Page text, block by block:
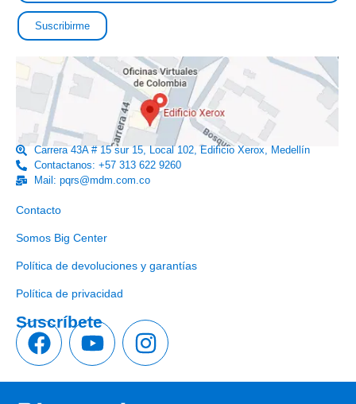
Suscribirme
Carrera 43A # 15 sur 15, Local 102, Edificio Xerox, Medellín
Contactanos: +57 313 622 9260
Mail: pqrs@mdm.com.co
Enlaces útiles
Contacto
Somos Big Center
Política de devoluciones y garantías
Política de privacidad
Suscríbete